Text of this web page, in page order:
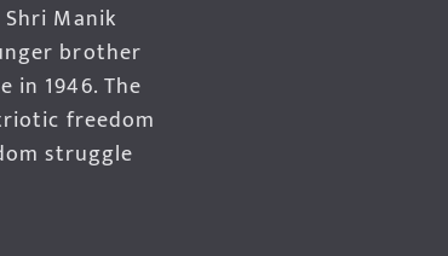
Manik
brother
in 1946. The
freedom
struggle